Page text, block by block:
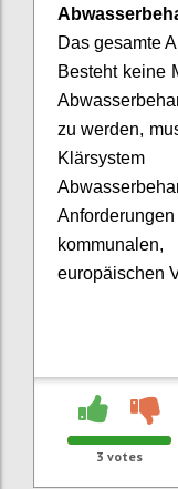
Das gesamte
Besteht keine
zu werden,
europäischen
3 votes